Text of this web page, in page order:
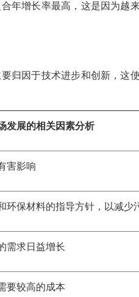
年增长率最高，这是因为越
归因于技术进步和创新，这
发展的相关因素分析
害影响
环保材料的指导方针，以减少
需求日益增长
要较高的成本